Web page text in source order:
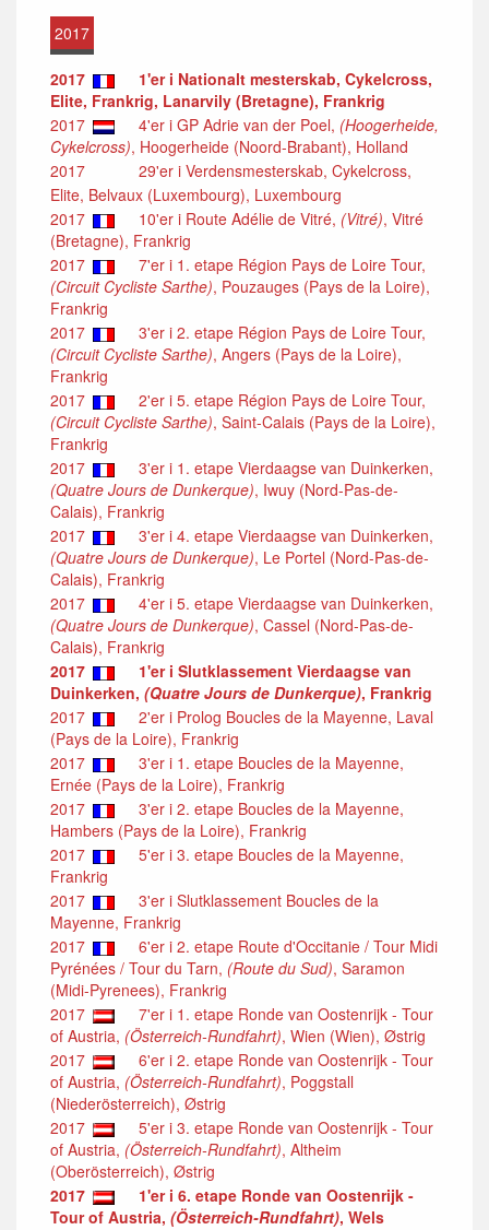
2017
2017
1'er i Nationalt mesterskab, Cykelcross,
Elite, Frankrig, Lanarvily (Bretagne), Frankrig
2017
4'er i GP Adrie van der Poel, (Hoogerheide,
Cykelcross), Hoogerheide (Noord-Brabant), Holland
2017
29'er i Verdensmesterskab, Cykelcross,
Elite, Belvaux (Luxembourg), Luxembourg
2017
10'er i Route Adélie de Vitré, (Vitré), Vitré
(Bretagne), Frankrig
2017
7'er i 1. etape Région Pays de Loire Tour,
(Circuit Cycliste Sarthe), Pouzauges (Pays de la Loire),
Frankrig
2017
3'er i 2. etape Région Pays de Loire Tour,
(Circuit Cycliste Sarthe), Angers (Pays de la Loire),
Frankrig
2017
2'er i 5. etape Région Pays de Loire Tour,
(Circuit Cycliste Sarthe), Saint-Calais (Pays de la Loire),
Frankrig
2017
3'er i 1. etape Vierdaagse van Duinkerken,
(Quatre Jours de Dunkerque), Iwuy (Nord-Pas-de-
Calais), Frankrig
2017
3'er i 4. etape Vierdaagse van Duinkerken,
(Quatre Jours de Dunkerque), Le Portel (Nord-Pas-de-
Calais), Frankrig
2017
4'er i 5. etape Vierdaagse van Duinkerken,
(Quatre Jours de Dunkerque), Cassel (Nord-Pas-de-
Calais), Frankrig
2017
1'er i Slutklassement Vierdaagse van
Duinkerken, (Quatre Jours de Dunkerque), Frankrig
2017
2'er i Prolog Boucles de la Mayenne, Laval
(Pays de la Loire), Frankrig
2017
3'er i 1. etape Boucles de la Mayenne,
Ernée (Pays de la Loire), Frankrig
2017
3'er i 2. etape Boucles de la Mayenne,
Hambers (Pays de la Loire), Frankrig
2017
5'er i 3. etape Boucles de la Mayenne,
Frankrig
2017
3'er i Slutklassement Boucles de la
Mayenne, Frankrig
2017
6'er i 2. etape Route d'Occitanie / Tour Midi
Pyrénées / Tour du Tarn, (Route du Sud), Saramon
(Midi-Pyrenees), Frankrig
2017
7'er i 1. etape Ronde van Oostenrijk - Tour
of Austria, (Österreich-Rundfahrt), Wien (Wien), Østrig
2017
6'er i 2. etape Ronde van Oostenrijk - Tour
of Austria, (Österreich-Rundfahrt), Poggstall
(Niederösterreich), Østrig
2017
5'er i 3. etape Ronde van Oostenrijk - Tour
of Austria, (Österreich-Rundfahrt), Altheim
(Oberösterreich), Østrig
2017
1'er i 6. etape Ronde van Oostenrijk -
Tour of Austria, (Österreich-Rundfahrt), Wels